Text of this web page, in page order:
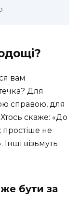
вам
Для
справою, для
скаже: «До
простіше не
візьмуть
бути за